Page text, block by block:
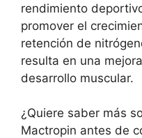
rendimiento
promover el
retención de
resulta en una
desarrollo muscular.
¿Quiere saber más
Mactropin antes de